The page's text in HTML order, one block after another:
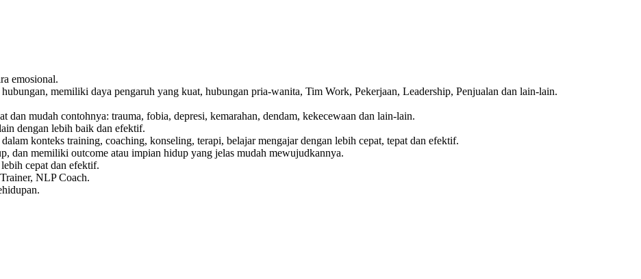
emosional.
memiliki daya pengaruh yang kuat, hubungan pria-wanita, Tim Work, Pekerjaan, Leadership, Penjualan dan lain-lain.
dan mudah contohnya: trauma, fobia, depresi, kemarahan, dendam, kekecewaan dan lain-lain.
dengan lebih baik dan efektif.
konteks training, coaching, konseling, terapi, belajar mengajar dengan lebih cepat, tepat dan efektif.
dan memiliki outcome atau impian hidup yang jelas mudah mewujudkannya.
cepat dan efektif.
NLP Coach.